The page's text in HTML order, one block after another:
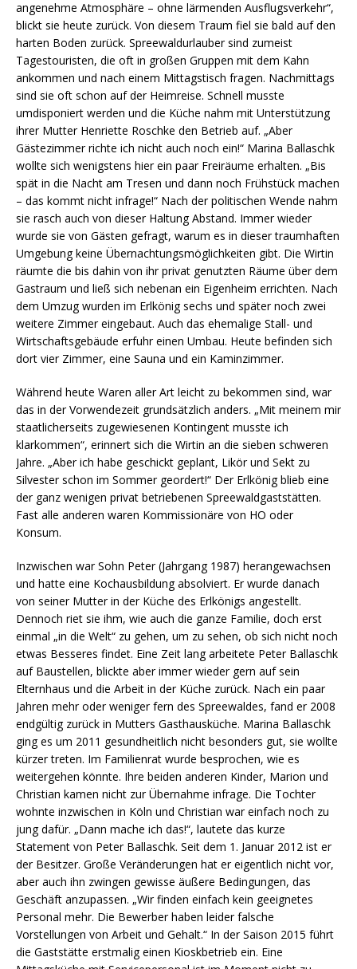
angenehme Atmosphäre – ohne lärmenden Ausflugsverkehr“,
blickt sie heute zurück. Von diesem Traum fiel sie bald auf den
harten Boden zurück. Spreewaldurlauber sind zumeist
Tagestouristen, die oft in großen Gruppen mit dem Kahn
ankommen und nach einem Mittagstisch fragen. Nachmittags
sind sie oft schon auf der Heimreise. Schnell musste
umdisponiert werden und die Küche nahm mit Unterstützung
ihrer Mutter Henriette Roschke den Betrieb auf. „Aber
Gästezimmer richte ich nicht auch noch ein!“ Marina Ballaschk
wollte sich wenigstens hier ein paar Freiräume erhalten. „Bis
spät in die Nacht am Tresen und dann noch Frühstück machen
– das kommt nicht infrage!“ Nach der politischen Wende nahm
sie rasch auch von dieser Haltung Abstand. Immer wieder
wurde sie von Gästen gefragt, warum es in dieser traumhaften
Umgebung keine Übernachtungsmöglichkeiten gibt. Die Wirtin
räumte die bis dahin von ihr privat genutzten Räume über dem
Gastraum und ließ sich nebenan ein Eigenheim errichten. Nach
dem Umzug wurden im Erlkönig sechs und später noch zwei
weitere Zimmer eingebaut. Auch das ehemalige Stall- und
Wirtschaftsgebäude erfuhr einen Umbau. Heute befinden sich
dort vier Zimmer, eine Sauna und ein Kaminzimmer.
Während heute Waren aller Art leicht zu bekommen sind, war
das in der Vorwendezeit grundsätzlich anders. „Mit meinem mir
staatlicherseits zugewiesenen Kontingent musste ich
klarkommen“, erinnert sich die Wirtin an die sieben schweren
Jahre. „Aber ich habe geschickt geplant, Likör und Sekt zu
Silvester schon im Sommer geordert!“ Der Erlkönig blieb eine
der ganz wenigen privat betriebenen Spreewaldgaststätten.
Fast alle anderen waren Kommissionäre von HO oder
Konsum.
Inzwischen war Sohn Peter (Jahrgang 1987) herangewachsen
und hatte eine Kochausbildung absolviert. Er wurde danach
von seiner Mutter in der Küche des Erlkönigs angestellt.
Dennoch riet sie ihm, wie auch die ganze Familie, doch erst
einmal „in die Welt“ zu gehen, um zu sehen, ob sich nicht noch
etwas Besseres findet. Eine Zeit lang arbeitete Peter Ballaschk
auf Baustellen, blickte aber immer wieder gern auf sein
Elternhaus und die Arbeit in der Küche zurück. Nach ein paar
Jahren mehr oder weniger fern des Spreewaldes, fand er 2008
endgültig zurück in Mutters Gasthausküche. Marina Ballaschk
ging es um 2011 gesundheitlich nicht besonders gut, sie wollte
kürzer treten. Im Familienrat wurde besprochen, wie es
weitergehen könnte. Ihre beiden anderen Kinder, Marion und
Christian kamen nicht zur Übernahme infrage. Die Tochter
wohnte inzwischen in Köln und Christian war einfach noch zu
jung dafür. „Dann mache ich das!“, lautete das kurze
Statement von Peter Ballaschk. Seit dem 1. Januar 2012 ist er
der Besitzer. Große Veränderungen hat er eigentlich nicht vor,
aber auch ihn zwingen gewisse äußere Bedingungen, das
Geschäft anzupassen. „Wir finden einfach kein geeignetes
Personal mehr. Die Bewerber haben leider falsche
Vorstellungen von Arbeit und Gehalt.“ In der Saison 2015 führt
die Gaststätte erstmalig einen Kioskbetrieb ein. Eine